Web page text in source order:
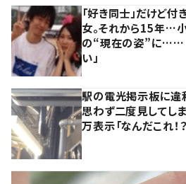
「好き同士」だけど
女。それから15年…
の“現在の姿”に……
い」
駅の電光掲示板に
思わず二度見してし
万表示「なんだこれ！？